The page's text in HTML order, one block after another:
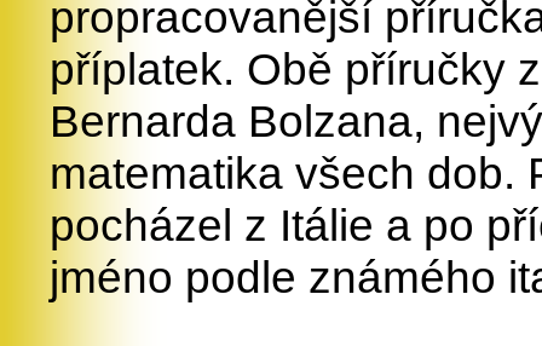
propracovanější
příplatek. Obě příručky
Bernarda Bolzana,
matematika všech dob.
pocházel z Itálie a po
jméno podle známého